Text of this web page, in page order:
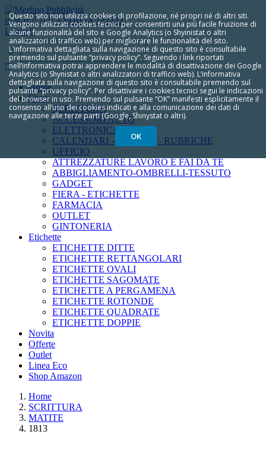
Questo sito non utilizza cookies di profilazione, né propri né di altri siti.
Vengono utilizzati cookies tecnici per consentirti una più facile fruizione di
alcune funzionalità del sito e Google Analytics (o Shyinistat o altri
analizzatori di traffico web) per migliorare le funzionalità del sito.
L‘informativa dettagliata sulla navigazione di questo sito è consultabile
premendo sul pulsante “privacy policy”. Seguendo i link riportati
nell‘informativa potrai apprendere le modalità di disattivazione dei Google
Analytics (o Shynistat o altri analizzatori di traffico web). L‘informativa
dettagliata sulla navigazione di questo sito è consultabile premendo sul
pulsante “privacy policy”. Per disattivare i cookies tecnici segui le indicazioni
del browser in uso. Premendo sul pulsante “OK” manifesti esplicitamente il
consenso all‘uso dei cookies indicati e alla comunicazione dei dati di
navigazione alle terze parti (Google, Shinystat o altri).
OK
it en fr
+39 0174 722222
Login 0
Home
Shop
SCRITTURA
ACCESSORI AUTO
ELETTRONICA
CALENDARI - AGENDE - RUBRICHE
UFFICIO
ATTREZZATURE LAVORO E FAI DA TE
ABBIGLIAMENTO-OMBRELLI-TESSUTO
GADGET
FIERA - ETICHETTE
FARMACIA
OUTLET
GINTONERIA
Etichette
ETICHETTE DITTE
ETICHETTE RETTANGOLARI
ETICHETTE OVALI
ETICHETTE SAGOMATE
ETICHETTE A PERGAMENA
ETICHETTE ROTONDE
ETICHETTE QUADRATE
ETICHETTE DOPPIE
Novita
Offerte
Outlet
Linea Eco
Shop Amazon
Home
SCRITTURA
MATITE
1813